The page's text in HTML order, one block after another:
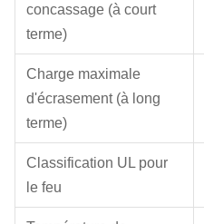
concassage (à court
terme)
Charge maximale
d'écrasement (à long
terme)
Classification UL pour
le feu